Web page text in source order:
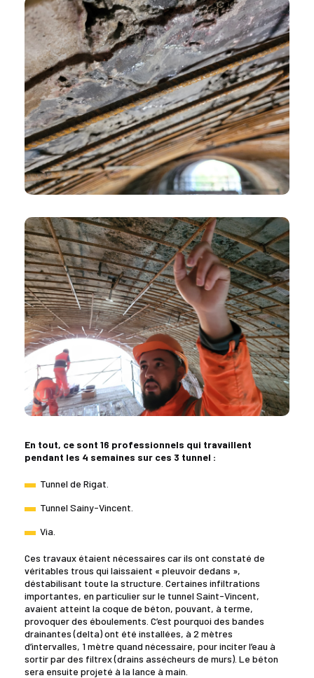
En tout, ce sont 16 professionnels qui travaillent
pendant les 4 semaines sur ces 3 tunnel :
Tunnel de Rigat.
Tunnel Sainy-Vincent.
Via.
Ces travaux étaient nécessaires car ils ont constaté de
véritables trous qui laissaient « pleuvoir dedans »,
déstabilisant toute la structure. Certaines infiltrations
importantes, en particulier sur le tunnel Saint-Vincent,
avaient atteint la coque de béton, pouvant, à terme,
provoquer des éboulements. C’est pourquoi des bandes
drainantes (delta) ont été installées, à 2 mètres
d’intervalles, 1 mètre quand nécessaire, pour inciter l’eau à
sortir par des filtrex (drains assécheurs de murs). Le béton
sera ensuite projeté à la lance à main.